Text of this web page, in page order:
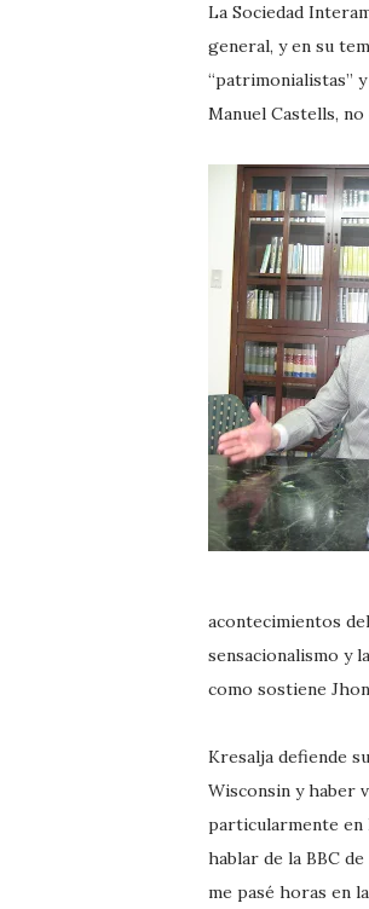
La Sociedad
general, y en su
“patrimonialistas”
Manuel Castells,
acontecimientos
sensacionalismo y
como sostiene
Kresalja defiende
Wisconsin y haber
particularmente en
hablar de la BBC
me pasé horas en